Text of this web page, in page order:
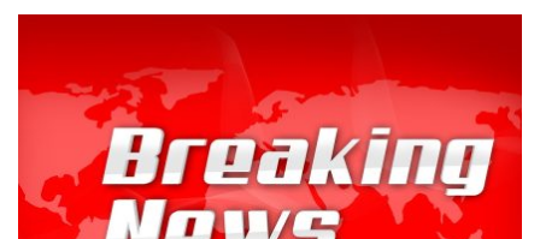
Reprezentare
Instanță